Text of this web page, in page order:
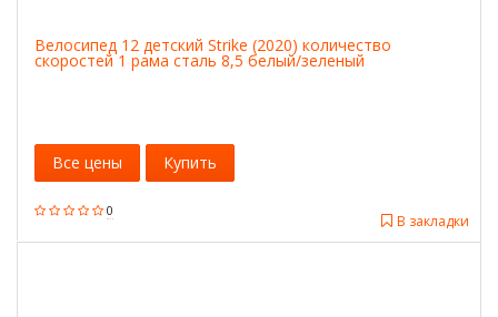
Велосипед 12 детский Strike (2020) количество
скоростей 1 рама сталь 8,5 белый/зеленый
0
В закладки
Все цены Купить